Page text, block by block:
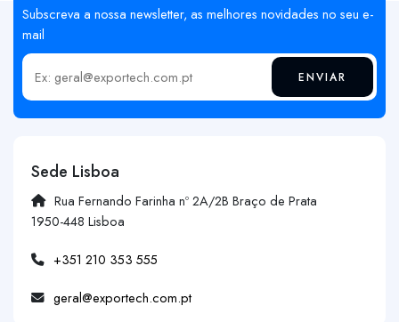
Subscreva a nossa newsletter, as melhores novidades no seu e-
mail
Insira o seu email ENVIAR
Sede Lisboa
Rua Fernando Farinha nº 2A/2B Braço de Prata
1950-448 Lisboa
+351 210 353 555
geral@exportech.com.pt